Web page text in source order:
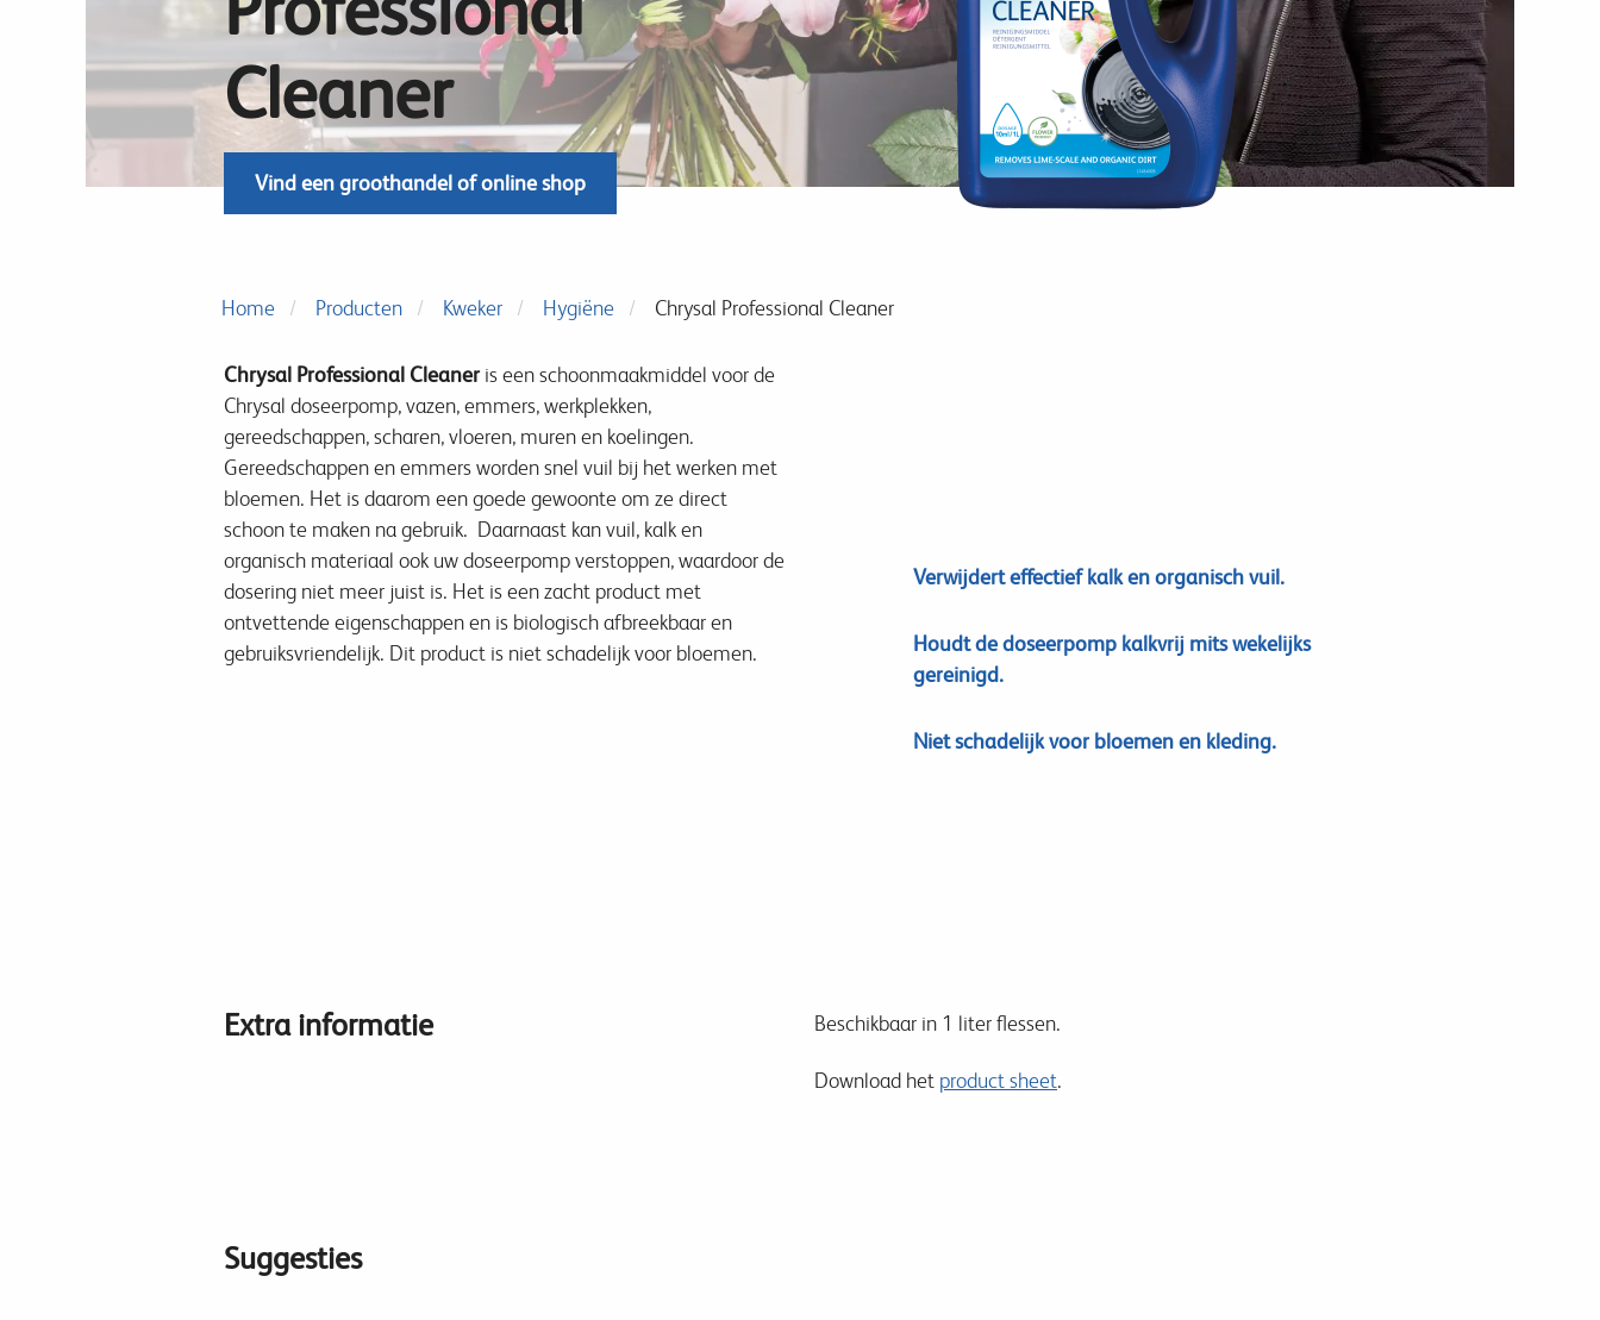
Cleaner
Vind een groothandel of online shop
Home Producten Kweker Hygiëne Chrysal Professional Cleaner
Chrysal Professional Cleaner is een schoonmaakmiddel voor de
Chrysal doseerpomp, vazen, emmers, werkplekken,
gereedschappen, scharen, vloeren, muren en koelingen.
Gereedschappen en emmers worden snel vuil bij het werken met
bloemen. Het is daarom een goede gewoonte om ze direct
schoon te maken na gebruik. Daarnaast kan vuil, kalk en
organisch materiaal ook uw doseerpomp verstoppen, waardoor de
dosering niet meer juist is. Het is een zacht product met
ontvettende eigenschappen en is biologisch afbreekbaar en
gebruiksvriendelijk. Dit product is niet schadelijk voor bloemen.
Verwijdert effectief kalk en organisch vuil.
Houdt de doseerpomp kalkvrij mits wekelijks
gereinigd.
Niet schadelijk voor bloemen en kleding.
Extra informatie Beschikbaar in 1 liter flessen.
Download het product sheet.
Suggesties